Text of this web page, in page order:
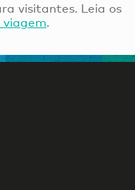
visitantes. Leia os
viagem.